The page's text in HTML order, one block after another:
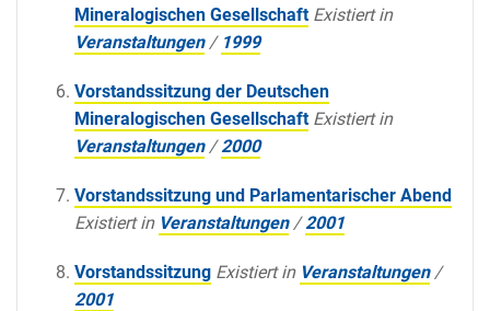
Mineralogischen Gesellschaft Existiert in
Veranstaltungen / 1999
Vorstandssitzung der Deutschen
Mineralogischen Gesellschaft Existiert in
Veranstaltungen /2000
Vorstandssitzung und Parlamentarischer Abend
Existiert in Veranstaltungen /2001
Vorstandssitzung Existiert in Veranstaltungen /
2001